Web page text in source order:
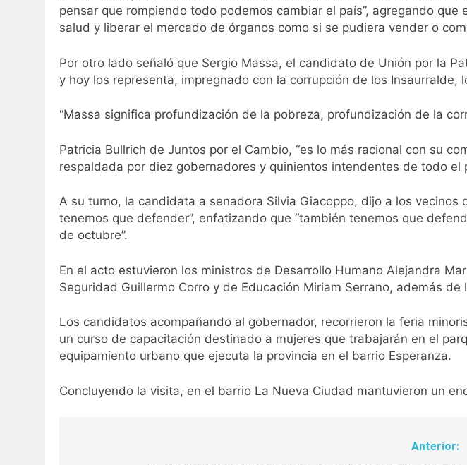
pensar que rompiendo todo podemos cambiar el país”, agregando
salud y liberar el mercado de órganos como si se pudiera vender o
Por otro lado señaló que Sergio Massa, el candidato de Unión por la
y hoy los representa, impregnado con la corrupción de los Insaurralde,
“Massa significa profundización de la pobreza, profundización de la
Patricia Bullrich de Juntos por el Cambio, “es lo más racional con su
respaldada por diez gobernadores y quinientos intendentes de todo el
A su turno, la candidata a senadora Silvia Giacoppo, dijo a los
tenemos que defender”, enfatizando que “también tenemos que
de octubre”.
En el acto estuvieron los ministros de Desarrollo Humano Alejandra
Seguridad Guillermo Corro y de Educación Miriam Serrano, además
Los candidatos acompañando al gobernador, recorrieron la feria
un curso de capacitación destinado a mujeres que trabajarán en el
equipamiento urbano que ejecuta la provincia en el barrio Esperanza.
Concluyendo la visita, en el barrio La Nueva Ciudad mantuvieron un
Anterior: